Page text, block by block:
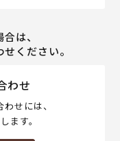
は、
ください。
わせ
せには、
ます。